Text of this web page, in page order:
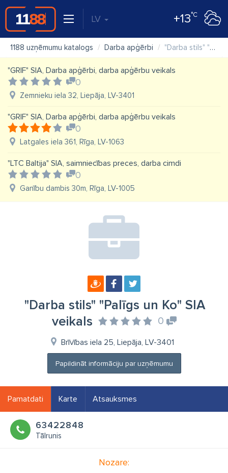
LV +13°C
1188 uzņēmumu katalogs Darba apģērbi "Darba stils" "Palīgs un Ko" SIA veikals
"GRIF" SIA, Darba apģērbi, darba apģērbu veikals
0
Zemnieku iela 32, Liepāja, LV-3401
"GRIF" SIA, Darba apģērbi, darba apģērbu veikals
0
Latgales iela 361, Rīga, LV-1063
"LTC Baltija" SIA, saimniecības preces, darba cimdi
0
Ganību dambis 30m, Rīga, LV-1005
"Darba stils" "Palīgs un Ko" SIA
veikals
0
Brīvības iela 25, Liepāja, LV-3401
Papildināt informāciju par uzņēmumu
Pamatdati Karte Atsauksmes
63422848
Tālrunis
Nozare: